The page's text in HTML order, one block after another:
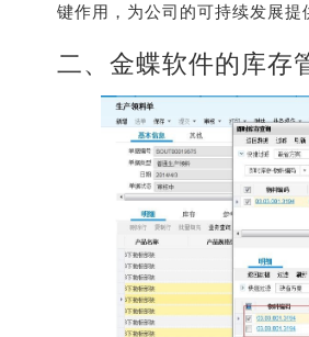
键作用，为公司的可持续发展提
二、金蝶软件的库存